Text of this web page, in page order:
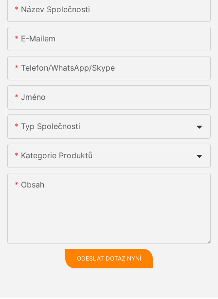
Název Společnosti
E-Mailem
Telefon/whatsApp/skype
Jméno
Typ Společnosti
Kategorie Produktů
Obsah
ODESLAT DOTAZ NYNÍ